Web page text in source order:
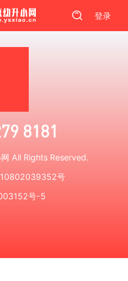
登录
8181
All Rights Reserved.
号
号-5